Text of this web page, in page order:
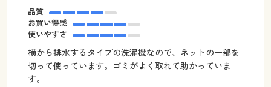
品質
お買い得感
使いやすさ
横から排水するタイプの洗濯機なので、ネットの一部を
切って使っています。ゴミがよく取れて助かっていま
す。